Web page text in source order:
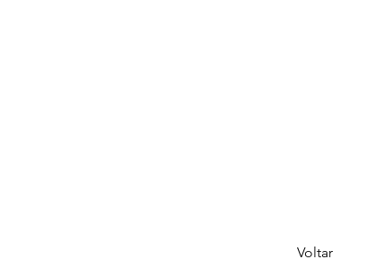
Voltar